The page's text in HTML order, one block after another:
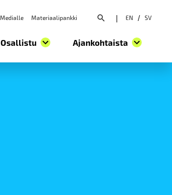
Medialle Materiaalipankki Avaa hakuvalikko
EN / SV
Osallistu Ajankohtaista